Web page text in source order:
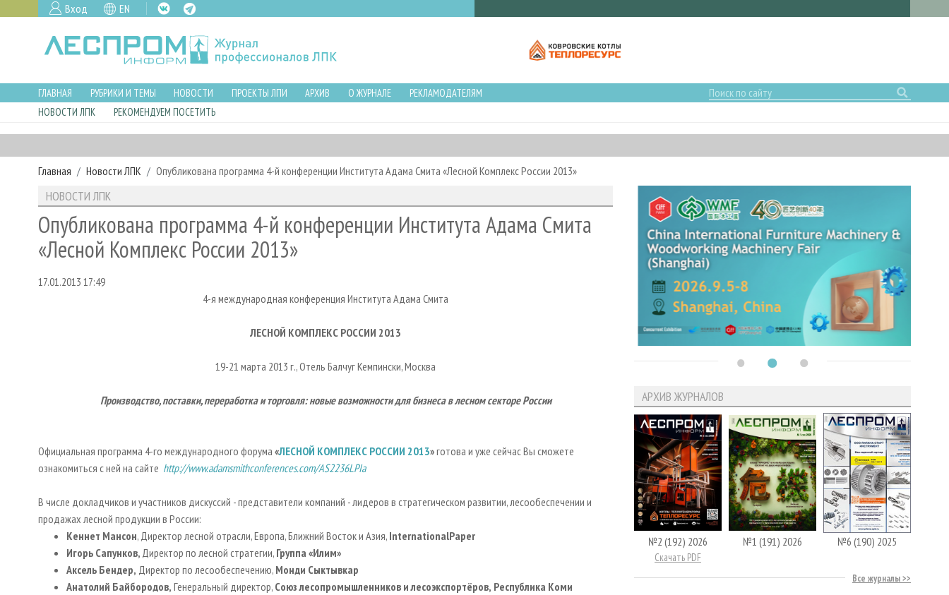
Вход EN
ГЛАВНАЯ РУБРИКИ И ТЕМЫ НОВОСТИ ПРОЕКТЫ ЛПИ АРХИВ О ЖУРНАЛЕ
РЕКЛАМОДАТЕЛЯМ
НОВОСТИ ЛПК
РЕКОМЕНДУЕМ ПОСЕТИТЬ
Главная Новости ЛПК Опубликована программа 4-й конференции Института Адама Смита «Лесной Комплекс России 2013»
НОВОСТИ ЛПК
Опубликована программа 4-й конференции Института Адама Смита
«Лесной Комплекс России 2013»
17.01.2013 17:49
4-я международная конференция Института Адама Смита
ЛЕСНОЙ КОМПЛЕКС РОССИИ 2013
19-21 марта 2013 г., Отель Балчуг Кемпински, Mосква
Производство, поставки, переработка и торговля: новые возможности для бизнеса в лесном секторе России
Официальная программа 4-го международного форума «ЛЕСНОЙ КОМПЛЕКС РОССИИ 2013»готова и уже сейчас Вы сможете
ознакомиться с ней на сайте http://www.adamsmithconferences.com/AS2236LPIa
В числе докладчиков и участников дискуссий - представители компаний - лидеров в стратегическом развитии, лесообеспечении и
продажах лесной продукции в России:
Kеннет Мансон, Директор лесной отрасли, Европа, Ближний Восток и Азия, InternationalPaper
Игорь Сапунков, Директор по лесной стратегии, Группа «Илим»
Аксель Бендер, Директор по лесообеспечению, Монди Сыктывкар
Aнатолий Байбородов, Генеральный директор, Союз лесопромышленников и лесоэкспортёров, Республика Коми
АРХИВ ЖУРНАЛОВ
№2 (192) 2026
Скачать PDF
№1 (191) 2026 №6 (190) 2025
Все журналы